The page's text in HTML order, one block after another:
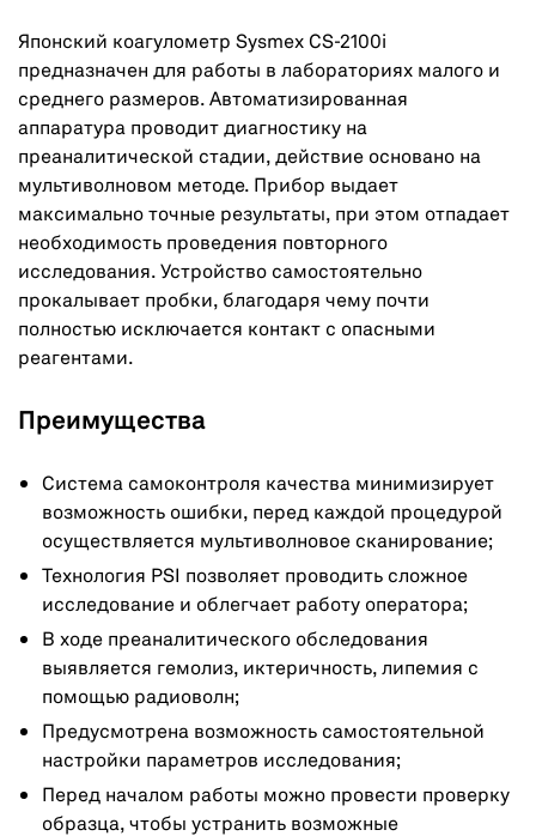
Японский коагулометр Sysmex CS-2100i
предназначен для работы в лабораториях малого и
среднего размеров. Автоматизированная
аппаратура проводит диагностику на
преаналитической стадии, действие основано на
мультиволновом методе. Прибор выдает
максимально точные результаты, при этом отпадает
необходимость проведения повторного
исследования. Устройство самостоятельно
прокалывает пробки, благодаря чему почти
полностью исключается контакт с опасными
реагентами.
Преимущества
Система самоконтроля качества минимизирует
возможность ошибки, перед каждой процедурой
осуществляется мультиволновое сканирование;
Технология PSI позволяет проводить сложное
исследование и облегчает работу оператора;
В ходе преаналитического обследования
выявляется гемолиз, иктеричность, липемия с
помощью радиоволн;
Предусмотрена возможность самостоятельной
настройки параметров исследования;
Перед началом работы можно провести проверку
образца, чтобы устранить возможные